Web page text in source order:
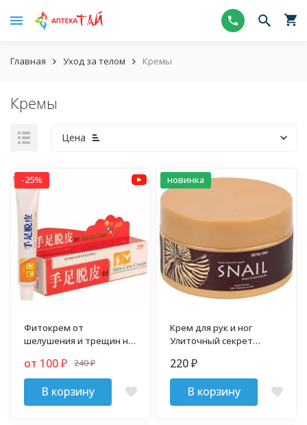
Главная Уход за телом Кремы
Кремы
Цена
-25%
Фитокрем от
шелушения и трещин на
Cream 25 гр
от 100₽ 240₽
В корзину
новинка
Крем для рук и ног
Улиточный секрет
220₽
В корзину